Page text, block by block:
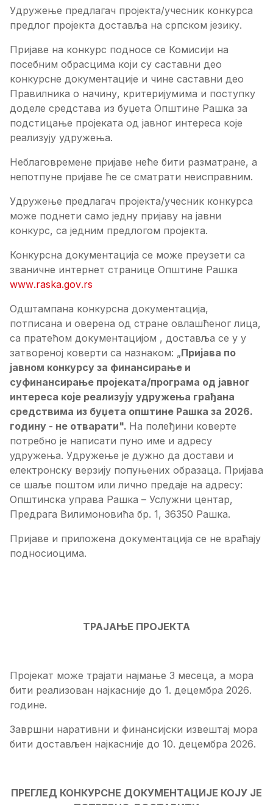
Удружење предлагач пројекта/учесник конкурса
предлог пројекта доставља на српском језику.
Пријаве на конкурс подносе се Комисији на
посебним обрасцима који су саставни део
конкурсне документације и чине саставни део
Правилника о начину, критеријумима и поступку
доделе средстава из буџета Општине Рашка за
подстицање пројеката од јавног интереса које
реализују удружења.
Неблаговремене пријаве неће бити разматране, а
непотпуне пријаве ће се сматрати неисправним.
Удружење предлагач пројекта/учесник конкурса
може поднети само једну пријаву на јавни
конкурс, са једним предлогом пројекта.
Конкурсна документација се може преузети са
званичне интернет странице Општине Рашка
www.raska.gov.rs
Одштампана конкурсна документација,
потписана и оверена од стране овлашћеног лица,
са пратећом документацијом , доставља се у у
затвореној коверти са назнаком: „Пријава по
јавном конкурсу за финансирање и
суфинансирање пројеката/програма од јавног
интереса које реализују удружења грађана
средствима из буџета општине Рашка за 2026.
годину - не отварати". На полеђини коверте
потребно је написати пуно име и адресу
удружења. Удружење је дужно да достави и
електронску верзију попуњених образаца. Пријава
се шаље поштом или лично предаје на адресу:
Општинска управа Рашка – Услужни центар,
Предрага Вилимоновића бр. 1, 36350 Рашка.
Пријаве и приложена документација се не враћају
подносиоцима.
ТРАЈАЊЕ ПРОЈЕКТА
Пројекат може трајати најмање 3 месеца, а мора
бити реализован најкасније до 1. децембра 2026.
године.
Завршни наративни и финансијски извештај мора
бити достављен најкасније до 10. децембра 2026.
ПРЕГЛЕД КОНКУРСНЕ ДОКУМЕНТАЦИЈЕ КОЈУ ЈЕ